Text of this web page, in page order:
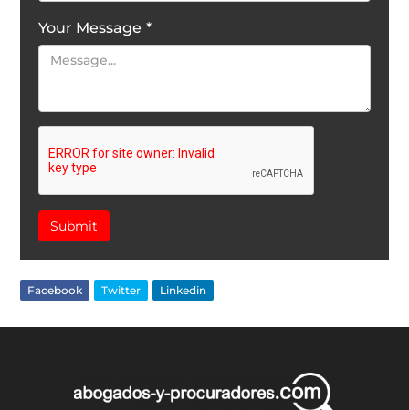
Your Message *
Submit
Facebook Twitter Linkedin